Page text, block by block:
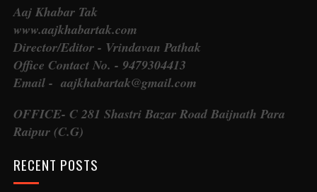
Aaj Khabar Tak
www.aajkhabartak.com
Director/Editor - Vrindavan Pathak
Office Contact No. - 9479304413
Email - aajkhabartak@gmail.com
OFFICE- C 281 Shastri Bazar Road Baijnath Para
Raipur (C.G)
RECENT POSTS